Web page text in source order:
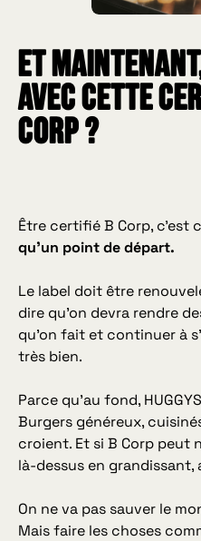
Et
avec cette
Corp ?
Être certifié B Corp, c’est
qu’un point de départ.
Le label doit être
dire qu’on devra rendre
qu’on fait et continuer à
très bien.
Parce qu’au fond,
Burgers généreux,
croient. Et si B Corp peut
là-dessus en grandissant,
On ne va pas sauver le
Mais faire les choses